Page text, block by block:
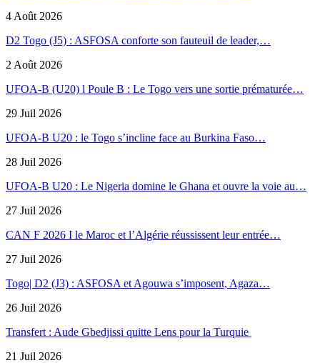
4 Août 2026
D2 Togo (J5) : ASFOSA conforte son fauteuil de leader,…
2 Août 2026
UFOA-B (U20) l Poule B : Le Togo vers une sortie prématurée…
29 Juil 2026
UFOA-B U20 : le Togo s’incline face au Burkina Faso…
28 Juil 2026
UFOA-B U20 : Le Nigeria domine le Ghana et ouvre la voie au…
27 Juil 2026
CAN F 2026 I le Maroc et l’Algérie réussissent leur entrée…
27 Juil 2026
Togo| D2 (J3) : ASFOSA et Agouwa s’imposent, Agaza…
26 Juil 2026
Transfert : Aude Gbedjissi quitte Lens pour la Turquie
21 Juil 2026